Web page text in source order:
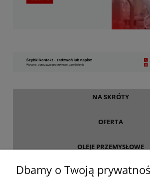
NA SKRÓTY
OFERTA
OLEJE PRZEMYSŁOWE
INFORMACJE
Dbamy o Twoją